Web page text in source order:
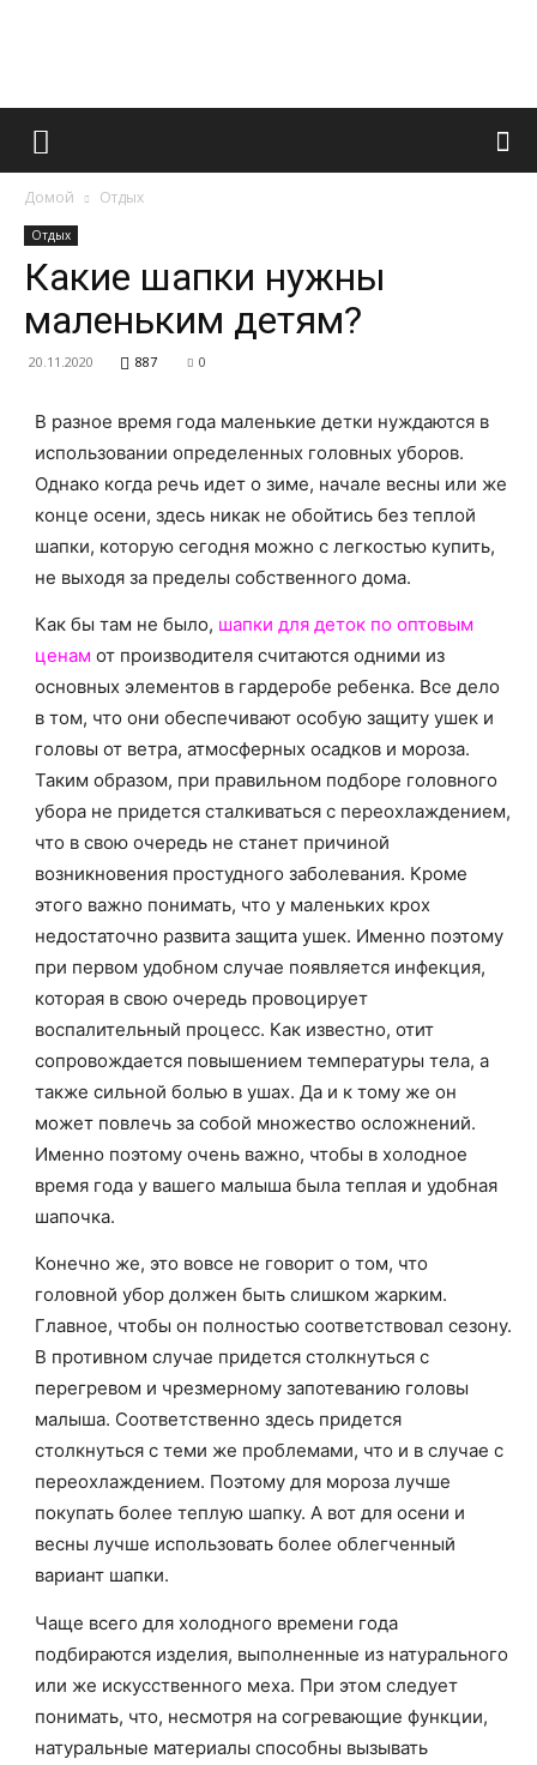
Французский
и
все
о
нем
Домой Отдых
Отдых
Какие шапки нужны
маленьким детям?
20.11.2020 887 0
В разное время года маленькие детки нуждаются в
использовании определенных головных уборов.
Однако когда речь идет о зиме, начале весны или же
конце осени, здесь никак не обойтись без теплой
шапки, которую сегодня можно с легкостью купить,
не выходя за пределы собственного дома.
Как бы там не было, шапки для деток по оптовым
ценам от производителя считаются одними из
основных элементов в гардеробе ребенка. Все дело
в том, что они обеспечивают особую защиту ушек и
головы от ветра, атмосферных осадков и мороза.
Таким образом, при правильном подборе головного
убора не придется сталкиваться с переохлаждением,
что в свою очередь не станет причиной
возникновения простудного заболевания. Кроме
этого важно понимать, что у маленьких крох
недостаточно развита защита ушек. Именно поэтому
при первом удобном случае появляется инфекция,
которая в свою очередь провоцирует
воспалительный процесс. Как известно, отит
сопровождается повышением температуры тела, а
также сильной болью в ушах. Да и к тому же он
может повлечь за собой множество осложнений.
Именно поэтому очень важно, чтобы в холодное
время года у вашего малыша была теплая и удобная
шапочка.
Конечно же, это вовсе не говорит о том, что
головной убор должен быть слишком жарким.
Главное, чтобы он полностью соответствовал сезону.
В противном случае придется столкнуться с
перегревом и чрезмерному запотеванию головы
малыша. Соответственно здесь придется
столкнуться с теми же проблемами, что и в случае с
переохлаждением. Поэтому для мороза лучше
покупать более теплую шапку. А вот для осени и
весны лучше использовать более облегченный
вариант шапки.
Чаще всего для холодного времени года
подбираются изделия, выполненные из натурального
или же искусственного меха. При этом следует
понимать, что, несмотря на согревающие функции,
натуральные материалы способны вызывать